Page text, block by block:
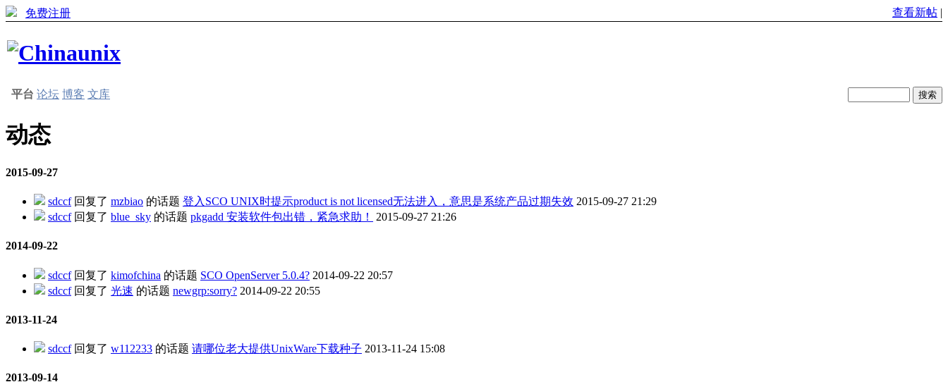
免费注册 查看新帖 |
平台 论坛 博客 文库
动态
2015-09-27
sdccf回复了 mzbiao 的话题 登入SCO UNIX时提示product is not licensed无法进入，意思是系统产品过期失效 2015-09-27 21:29
sdccf回复了 blue_sky 的话题 pkgadd 安装软件包出错，紧急求助！ 2015-09-27 21:26
2014-09-22
sdccf回复了 kimofchina 的话题 SCO OpenServer 5.0.4? 2014-09-22 20:57
sdccf回复了 光速 的话题 newgrp:sorry? 2014-09-22 20:55
2013-11-24
sdccf回复了 w112233 的话题 请哪位老大提供UnixWare下载种子 2013-11-24 15:08
2013-09-14